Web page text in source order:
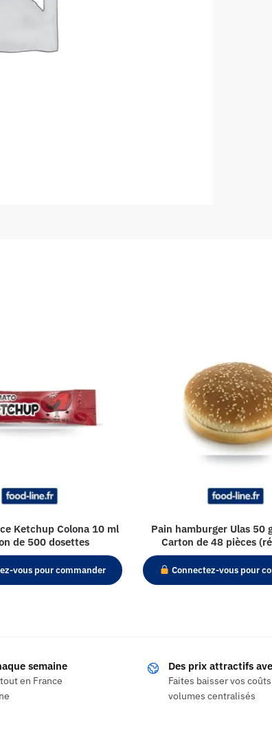
Ketchup Colona 10 ml
de 500 dosettes
vous pour commander
Pain hamburger Ulas 50
Carton de 48 pièces
Connectez-vous pour
semaine
en France
Des prix attractifs
Faites baisser vos
volumes centralisés